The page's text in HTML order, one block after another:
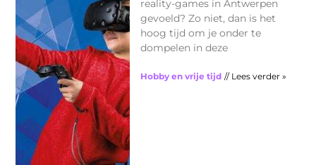
reality-games in Antwerpen
gevoeld? Zo niet, dan is het
hoog tijd om je onder te
dompelen in deze
Hobby en vrije tijd // Lees verder »